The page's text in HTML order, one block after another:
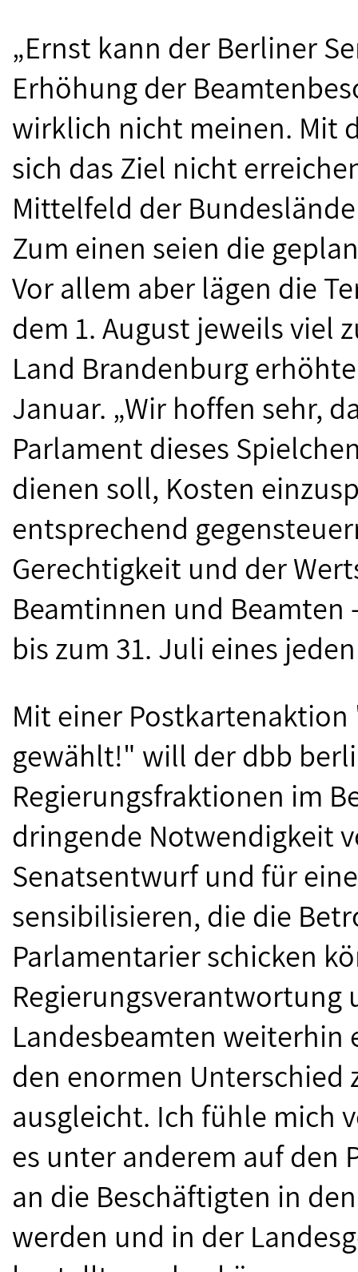
„Ernst kann der Berliner
Erhöhung der
wirklich nicht meinen. Mit
sich das Ziel nicht
Mittelfeld der
Zum einen seien die
Vor allem aber lägen die
dem 1. August jeweils viel
Land Brandenburg
Januar. „Wir hoffen sehr,
Parlament dieses
dienen soll, Kosten
entsprechend
Gerechtigkeit und der
Beamtinnen und Beamten
bis zum 31. Juli eines
Mit einer
gewählt!" will der dbb
Regierungsfraktionen im
dringende Notwendigkeit
Senatsentwurf und für
sensibilisieren, die die
Parlamentarier schicken
Landesbeamten weiterhin
den enormen Unterschied
ausgleicht. Ich fühle mich
es unter anderem auf den
an die Beschäftigten in
werden und in der